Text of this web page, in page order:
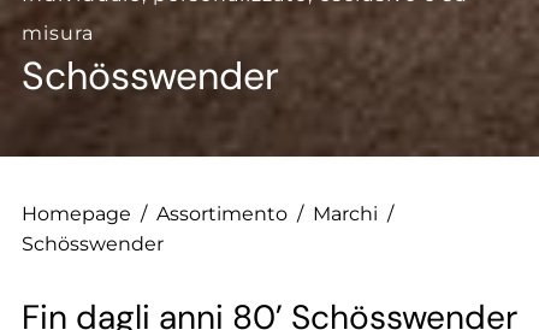
--
misura
Schösswender
Homepage / Assortimento / Marchi /
Schösswender
Fin dagli anni 80’ Schösswender